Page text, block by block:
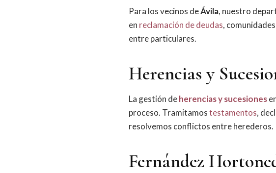
Para los vecinos deÁvila, nuestro
en reclamación de deudas,
entre particulares.
Herencias y
La gestión deherencias y sucesiones
proceso. Tramitamostestamentos,
resolvemos conflictos entre herederos.
Fernández